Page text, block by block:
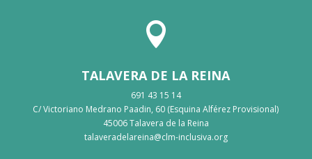

TALAVERA DE LA REINA
691 43 15 14
C/ Victoriano Medrano Paadin, 60 (Esquina Alférez Provisional)
45006 Talavera de la Reina
talaveradelareina@clm-inclusiva.org